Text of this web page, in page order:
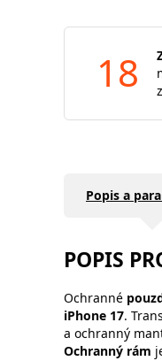
18
Popis a
POPIS
Ochranné
iPhone 17.
a ochranný
Ochranný rám